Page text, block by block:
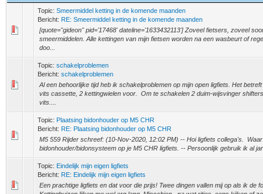
Topic: Smeermiddel ketting in de komende maanden
Bericht: RE: Smeermiddel ketting in de komende maanden
[quote="gideon" pid='17468' dateline='1633432113'] Zoveel fietsers, zoveel
smeermiddelen. Alle kettingen van mijn fietsen worden na een wasbeurt of
doo...
Topic: schakelproblemen
Bericht: schakelproblemen
Al een behoorlijke tijd heb ik schakelproblemen op mijn open ligfiets. Het
vits cassette, 2 kettingwielen voor. Om te schakelen 2 duim-wijsvinger
vits....
Topic: Plaatsing bidonhouder op M5 CHR
Bericht: RE: Plaatsing bidonhouder op M5 CHR
M5 559 Rijder schreef: (10-Nov-2020, 12:02 PM) -- Hoi ligfiets collega's. Waar
bidonhouder/bidonsysteem op je M5 CHR ligfiets. -- Persoonlijk gebruik ik al
Topic: Eindelijk mijn eigen ligfiets
Bericht: RE: Eindelijk mijn eigen ligfiets
Een prachtige ligfiets en dat voor die prijs! Twee dingen vallen mij op als ik de